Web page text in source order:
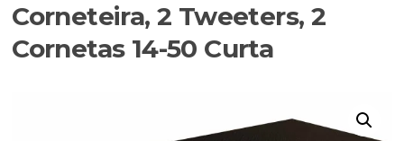
Corneteira, 2 Tweeters, 2
Cornetas 14-50 Curta